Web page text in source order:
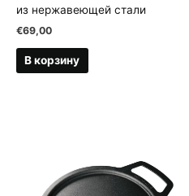
из нержавеющей стали
€69,00
В корзину